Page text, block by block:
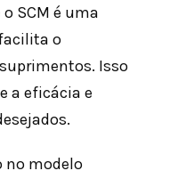
SCM é uma
o
Isso
a eficácia e
no modelo